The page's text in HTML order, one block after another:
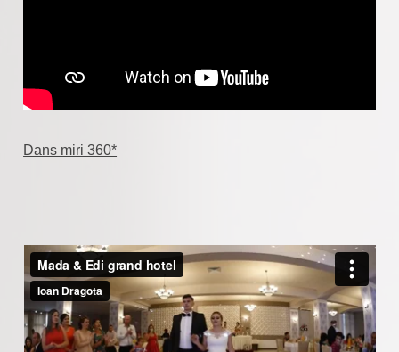
Dans miri 360*